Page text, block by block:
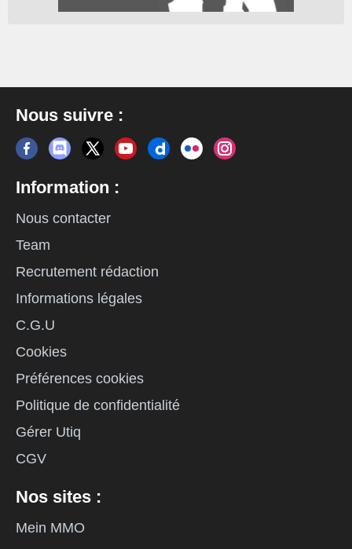
Nous suivre :
Information :
Nous contacter
Team
Recrutement rédaction
Informations légales
C.G.U
Cookies
Préférences cookies
Politique de confidentialité
Gérer Utiq
CGV
Nos sites :
Mein MMO